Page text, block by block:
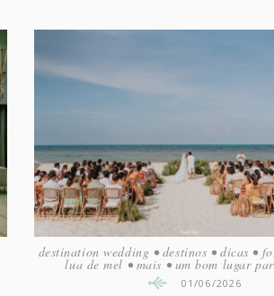
destination wedding • destinos • dicas •
lua de mel • mais • um bom lugar
01/06/2026